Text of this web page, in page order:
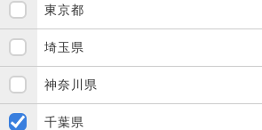
東京都
埼玉県
神奈川県
千葉県